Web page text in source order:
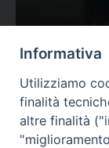
Valutazione
Complesso,
Tematica:
Informativa
Utilizziamo
finalità
altre finalità